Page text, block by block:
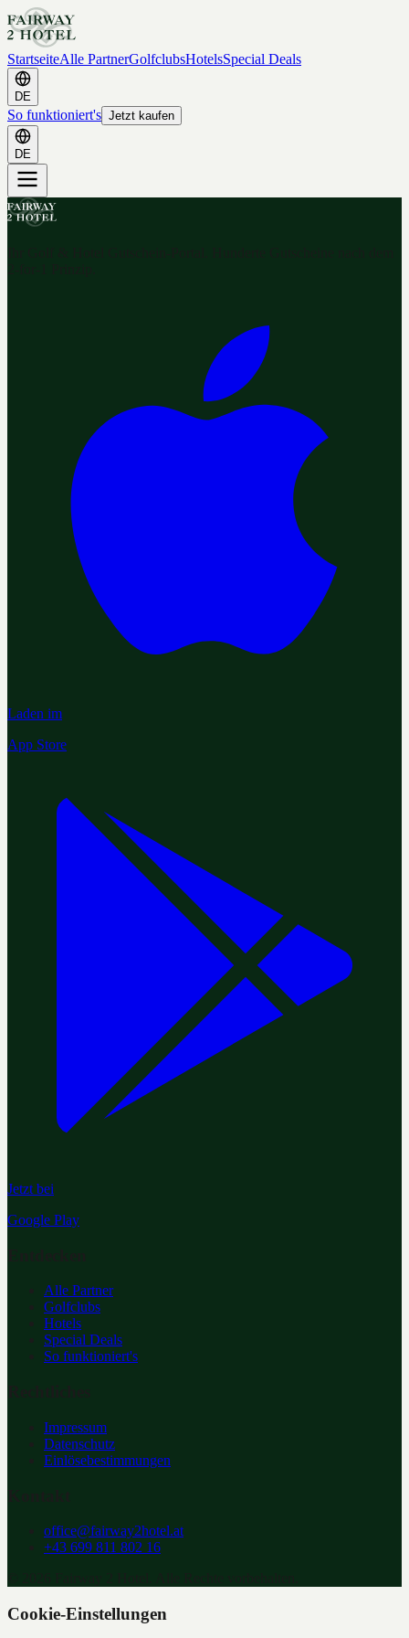
StartseiteAlle PartnerGolfclubsHotelsSpecial Deals
DE
So funktioniert's Jetzt kaufen
DE
Laden im
App Store
Jetzt bei
Google Play
Alle Partner
Golfclubs
Hotels
Special Deals
So funktioniert's
Impressum
Datenschutz
Einlösebestimmungen
office@fairway2hotel.at
+43 699 811 802 16
Cookie-Einstellungen